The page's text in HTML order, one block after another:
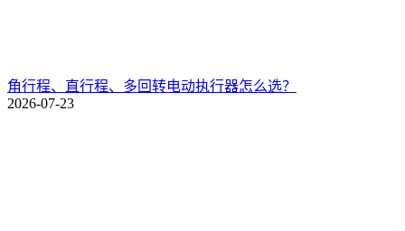
角行程、直行程、多回转电动执行器怎么选？
2026-07-23